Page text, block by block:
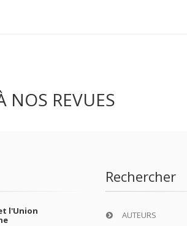
NOS REVUES
l'Union
Rechercher
AUTEURS